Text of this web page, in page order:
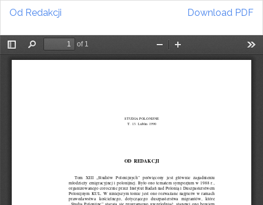
Return
Article
Details
Od Redakcji Download
Download PDF